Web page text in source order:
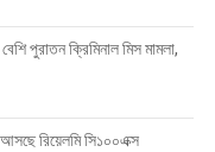
পুরাতন ক্রিমিনাল মিস মামলা,
আসছে রিয়েলমি সি১০০এক্স